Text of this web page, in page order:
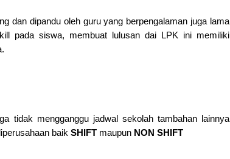
dan dipandu oleh guru yang berpengalaman juga lama
pada siswa, membuat lulusan dai LPK ini memiliki
tidak mengganggu jadwal sekolah tambahan lainnya
baik SHIFT maupun NON SHIFT